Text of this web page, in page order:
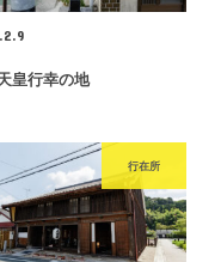
皇行幸の地
行在所